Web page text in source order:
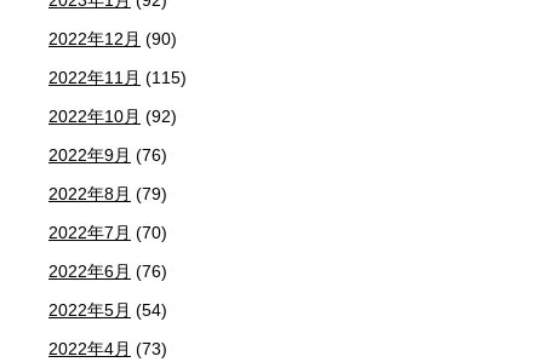
2022年12月 (90)
2022年11月 (115)
2022年10月 (92)
2022年9月 (76)
2022年8月 (79)
2022年7月 (70)
2022年6月 (76)
2022年5月 (54)
2022年4月 (73)